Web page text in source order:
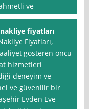
ve
fiyatları
Fiyatları,
gösteren öncü
hizmetleri
deneyim ve
ve güvenilir bir
Evden Eve